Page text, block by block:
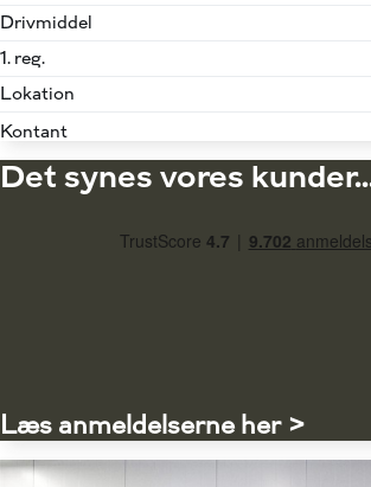
Drivmiddel
1. reg.
Lokation
Kontant
Det synes vores
Læs anmeldelserne her >